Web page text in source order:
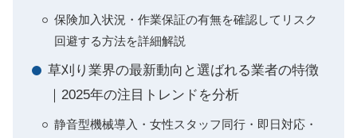
保険加入状況・作業保証の有無を確認してリスク
回避する方法を詳細解説
草刈り業界の最新動向と選ばれる業者の特徴
｜2025年の注目トレンドを分析
静音型機械導入・女性スタッフ同行・即日対応・